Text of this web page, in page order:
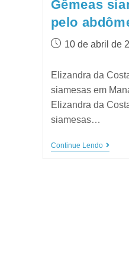
Gêmeas
pelo
10 de abril de
Elizandra da
siamesas em
Elizandra da
siamesas…
Continue Lendo